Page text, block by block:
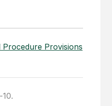
Procedure Provisions